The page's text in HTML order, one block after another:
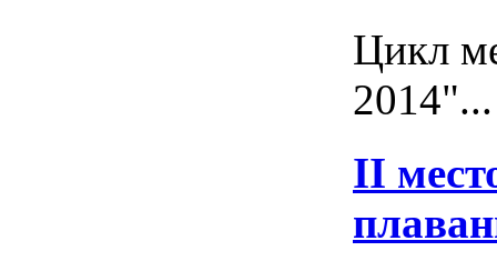
Цикл
2014"...
II